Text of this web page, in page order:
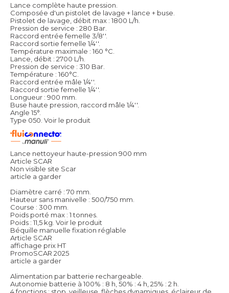
Lance complète haute pression.
Composée d'un pistolet de lavage + lance + buse.
Pistolet de lavage, débit max : 1800 L/h.
Pression de service : 280 Bar.
Raccord entrée femelle 3/8''.
Raccord sortie femelle 1/4''.
Température maximale : 160 °C.
Lance, débit : 2700 L/h.
Pression de service : 310 Bar.
Température : 160°C.
Raccord entrée mâle 1/4''.
Raccord sortie femelle 1/4''.
Longueur : 900 mm.
Buse haute pression, raccord mâle 1/4''.
Angle 15°.
Type 050. Voir le produit
Lance nettoyeur haute-pression 900 mm
Article SCAR
Non visible site Scar
article a garder
Diamètre carré : 70 mm.
Hauteur sans manivelle : 500/750 mm.
Course : 300 mm.
Poids porté max : 1 tonnes.
Poids : 11,5 kg. Voir le produit
Béquille manuelle fixation réglable
Article SCAR
affichage prix HT
PromoSCAR 2025
article a garder
Alimentation par batterie rechargeable.
Autonomie batterie à 100% : 8 h, 50% : 4 h, 25% : 2 h.
4 fonctions : stop, veilleuse, flèches dynamiques, éclaireur de